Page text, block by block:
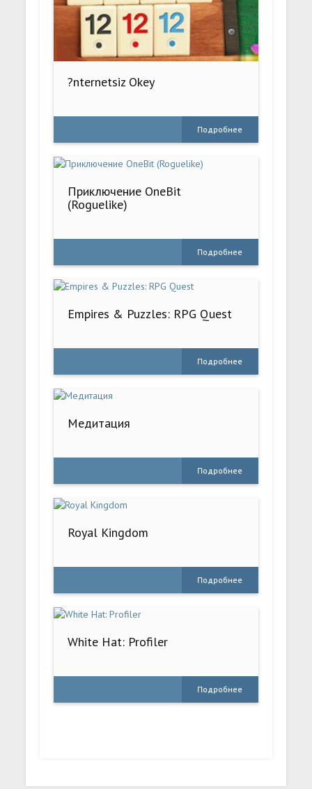
?nternetsiz Okey
Подробнее
Приключение OneBit
(Roguelike)
Подробнее
Empires & Puzzles: RPG Quest
Подробнее
Медитация
Подробнее
Royal Kingdom
Подробнее
White Hat: Profiler
Подробнее